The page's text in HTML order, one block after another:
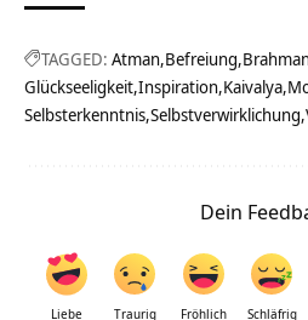
TAGGED: Atman Befreiung
Glückseeligkeit Inspiration Kaivalya
Selbsterkenntnis Selbstverwirklichung
Dein
Liebe Traurig Fröhlich Schläfrig